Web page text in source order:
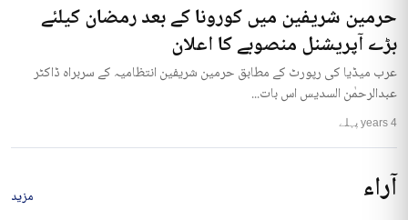
حرمین شریفین میں کورونا کے بعد رمضان کیلئے
بڑے آپریشنل منصوبے کا اعلان
عرب میڈیا کی رپورٹ کے مطابق حرمین شریفین انتظامیہ کے سربراہ ڈاکٹر
عبدالرحمٰن السدیس اس بات...
4 years پہلے
آراء مزید